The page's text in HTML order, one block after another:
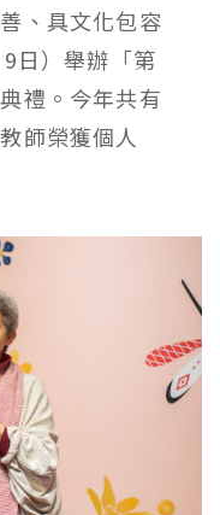
、具文化包容
日）舉辦「第
禮。今年共有
師榮獲個人